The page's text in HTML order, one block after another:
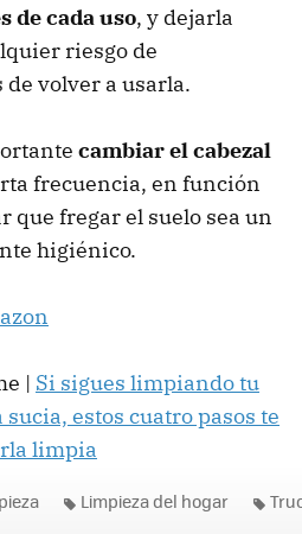
de cada uso, y dejarla
riesgo de
volver a usarla.
cambiar el cabezal
frecuencia, en función
que fregar el suelo sea un
higiénico.
| Si sigues limpiando tu
estos cuatro pasos te
limpia
Limpieza del hogar